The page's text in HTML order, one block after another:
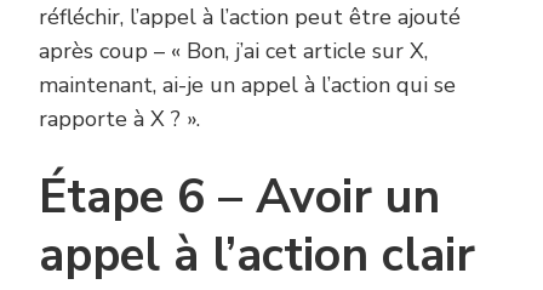
réfléchir, l’appel à l’action peut être ajouté
après coup – « Bon, j’ai cet article sur X,
maintenant, ai-je un appel à l’action qui se
rapporte à X ? ».
Étape 6 – Avoir un
appel à l’action clair